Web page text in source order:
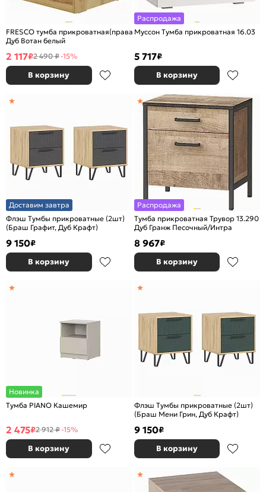
FRESCO тумба прикроватная(правая) Белый/
Дуб Вотан белый
2 117₽2 490 ₽-15%
В корзину
Распродажа
Муссон Тумба прикроватная 16.03
5 717₽
В корзину
Доставим завтра
Флэш Тумбы прикроватные (2шт)
(Браш Графит, Дуб Крафт)
9 150₽
В корзину
Распродажа
Тумба прикроватная Трувор 13.290
Дуб Гранж Песочный/Интра
8 967₽
В корзину
Новинка
Тумба PIANO Кашемир
2 475₽2 912 ₽-15%
В корзину
Флэш Тумбы прикроватные (2шт)
(Браш Мени Грин, Дуб Крафт)
9 150₽
В корзину